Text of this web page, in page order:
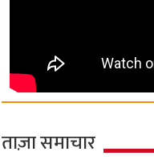
ताज़ा समाचार